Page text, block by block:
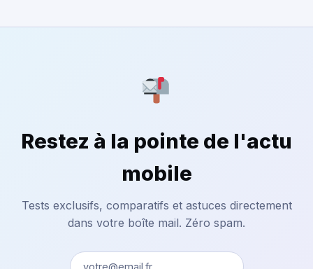
Restez à la pointe de l'actu
mobile
Tests exclusifs, comparatifs et astuces directement
dans votre boîte mail. Zéro spam.